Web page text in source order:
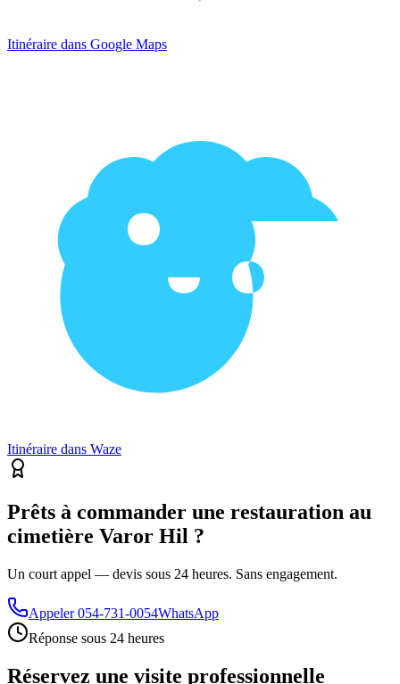
Itinéraire dans Google Maps
Itinéraire dans Waze
Prêts à commander une restauration au
cimetière Varor Hil ?
Un court appel — devis sous 24 heures. Sans engagement.
Appeler 054-731-0054WhatsApp
Réponse sous 24 heures
Réservez une visite professionnelle